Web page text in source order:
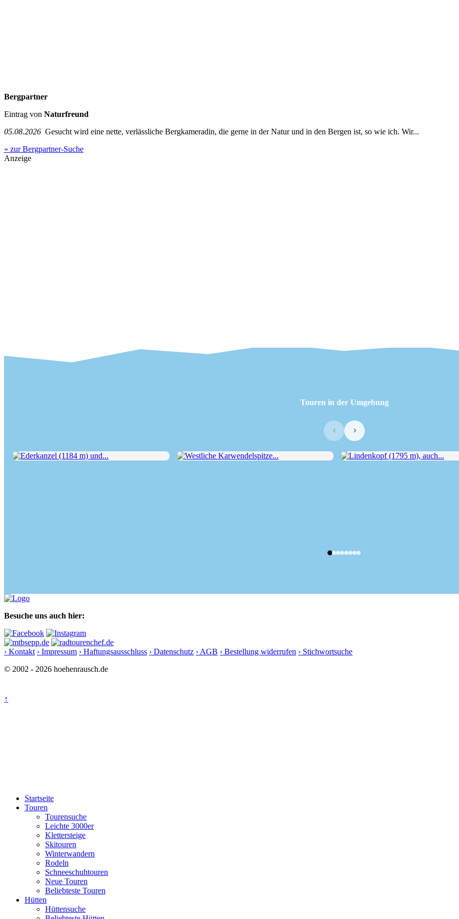
Bergpartner
Eintrag von Naturfreund
05.08.2026 Gesucht wird eine nette, verlässliche Bergkameradin, die gerne in der Natur und in den Bergen ist, so wie ich. Wir...
» zur Bergpartner-Suche
Anzeige
Touren in der Umgebung
‹ ›
Besuche uns auch hier:
› Kontakt › Impressum › Haftungsausschluss › Datenschutz › AGB › Bestellung widerrufen › Stichwortsuche
© 2002 - 2026 hoehenrausch.de
↑
Startseite
Touren
Tourensuche
Leichte 3000er
Klettersteige
Skitouren
Winterwandern
Rodeln
Schneeschuhtouren
Neue Touren
Beliebteste Touren
Hütten
Hüttensuche